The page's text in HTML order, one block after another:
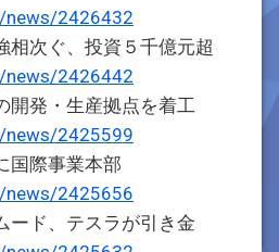
news/2426432
相次ぐ、投資５千億元超
news/2426442
開発・生産拠点を着工
news/2425599
国際事業本部
news/2425656
ード、テスラが引き金